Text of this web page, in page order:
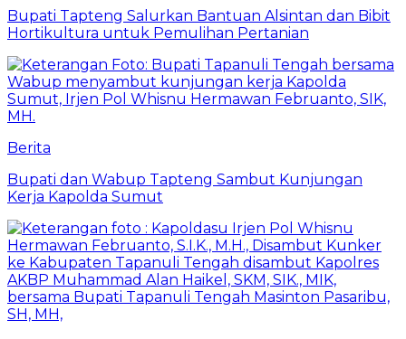
Bupati Tapteng Salurkan Bantuan Alsintan dan Bibit
Hortikultura untuk Pemulihan Pertanian
Berita
Bupati dan Wabup Tapteng Sambut Kunjungan
Kerja Kapolda Sumut